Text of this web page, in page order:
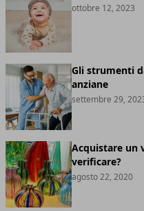
ottobre 12, 2023
Gli strumenti
anziane
settembre 29,
Acquistare un
verificare?
agosto 22, 2020